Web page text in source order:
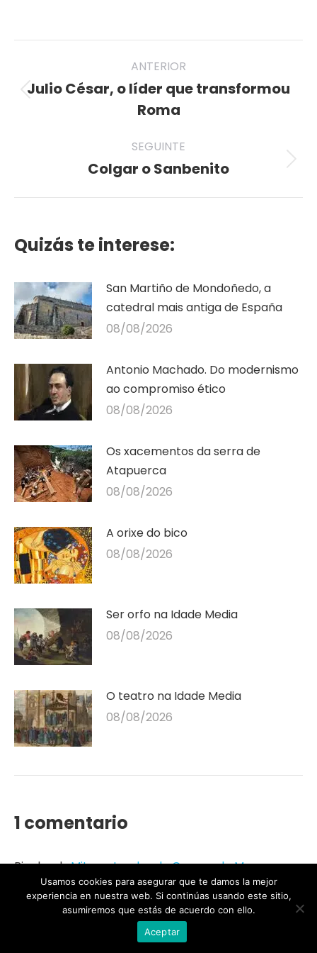
TwitterPinterestFacebookLinkedInWhatsApp
navigation
ANTERIOR
Previous
post:
Julio César, o líder que transformou
Roma
SEGUINTE
Seguinte
Colgar o Sanbenito
Quizás te interese:
San Martiño de Mondoñedo, a
catedral mais antiga de España
08/08/2026
Antonio Machado. Do modernismo
ao compromiso ético
08/08/2026
Os xacementos da serra de
Atapuerca
08/08/2026
A orixe do bico
08/08/2026
Ser orfo na Idade Media
08/08/2026
O teatro na Idade Media
08/08/2026
1 comentario
Pingback:Mitos e Lendas de Cangas de Morrazo –
The Land Of Serpents
Deixa unha resposta
Usamos cookies para asegurar que te damos la mejor
experiencia en nuestra web. Si continúas usando este sitio,
asumiremos que estás de acuerdo con ello.
Aceptar